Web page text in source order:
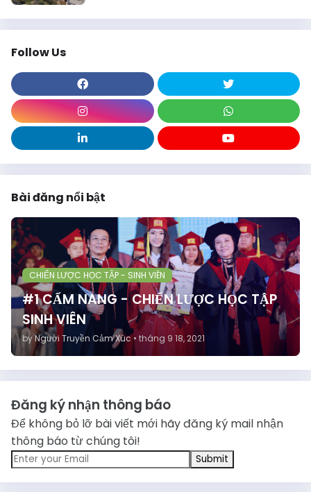
Follow Us
Bài đăng nổi bật
CHIẾN LƯỢC HỌC TẬP - SINH VIÊN
#1 CẨM NANG - CHIẾN LƯỢC HỌC TẬP
SINH VIÊN
by Người Truyền Cảm Xúc• tháng 9 18, 2021
Đăng ký nhận thông báo
Để không bỏ lỡ bài viết mới hãy đăng ký mail nhận
thông báo từ chúng tôi!